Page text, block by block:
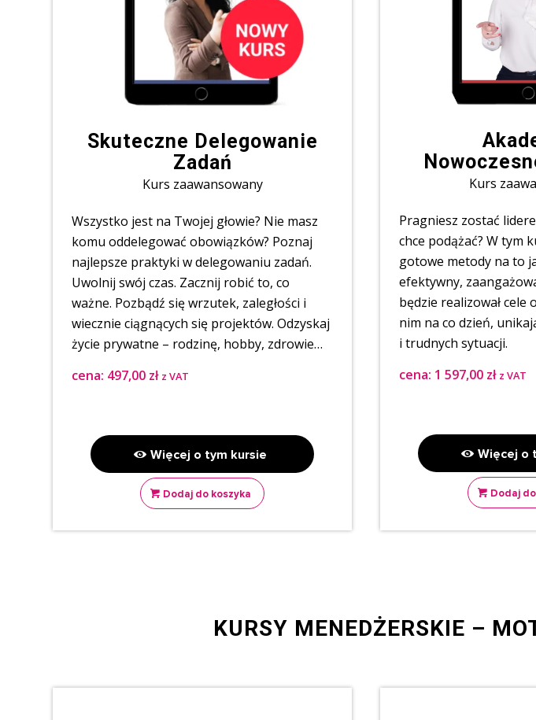
Skuteczne Delegowanie
Zadań
Kurs zaawansowany
Wszystko jest na Twojej głowie? Nie masz
komu oddelegować obowiązków? Poznaj
najlepsze praktyki w delegowaniu zadań.
Uwolnij swój czas. Zacznij robić to, co
ważne. Pozbądź się wrzutek, zaległości i
wiecznie ciągnących się projektów. Odzyskaj
życie prywatne – rodzinę, hobby, zdrowie…
cena: 497,00 zł z VAT
Więcej o tym kursie
Dodaj do koszyka
Kurs
Pragniesz zostać
chce podążać? W tym
gotowe metody na to
efektywny,
będzie realizował cele
nim na co dzień,
i trudnych sytuacji.
cena: 1 597,00 zł z VAT
Więcej o
Dodaj
KURSY MENEDŻERSKIE –